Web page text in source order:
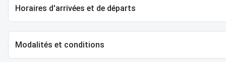
Horaires d'arrivées et de départs
Modalités et conditions